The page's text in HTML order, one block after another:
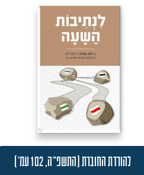
להורדת החוברת (התשפ"ה, 102 עמ')